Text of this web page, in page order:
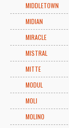
MIDDLETOWN
MIDIAN
MIRACLE
MISTRAL
MITTE
MODUL
MOLI
MOLINO